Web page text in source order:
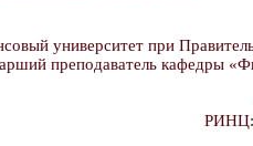
университет при
преподаватель кафедры
РИНЦ: